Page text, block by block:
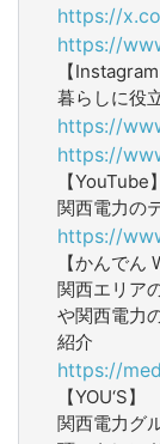
https://
https://
【
暮らしに役
https://
https://
【YouTube】
関西電力の
https://
【かんでん
関西エリア
や関西電力
紹介
https://
【YOU‘S】
関西電力グ